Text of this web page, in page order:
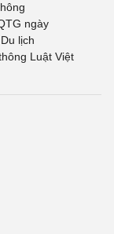
ngày
lịch
Luật Việt